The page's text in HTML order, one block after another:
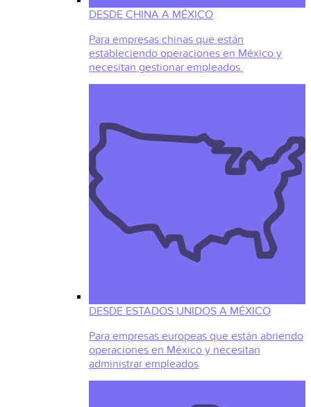
DESDE CHINA A MÉXICO
Para empresas chinas que están
estableciendo operaciones en México y
necesitan gestionar empleados.
DESDE ESTADOS UNIDOS A MÉXICO
Para empresas europeas que están abriendo
operaciones en México y necesitan
administrar empleados